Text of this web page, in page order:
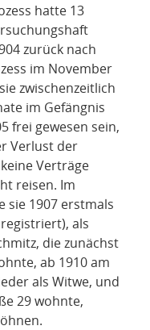
hatte 13
zurück nach
im November
zwischenzeitlich
im Gefängnis
frei gewesen sein,
Verlust der
Verträge
reisen. Im
sie 1907 erstmals
als
die zunächst
ab 1910 am
als Witwe, und
29 wohnte,